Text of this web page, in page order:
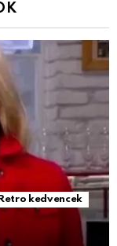
Retro kedvencek